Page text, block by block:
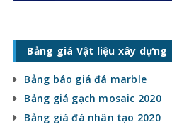
Bảng giá Vật liệu xây dựng
Bảng báo giá đá marble
Bảng giá gạch mosaic 2020
Bảng giá đá nhân tạo 2020